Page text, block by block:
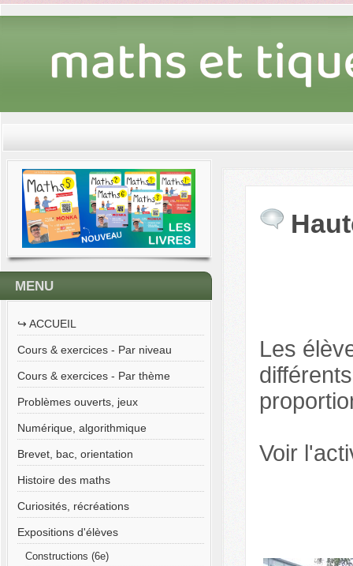
MENU
↪︎ ACCUEIL
Cours & exercices - Par niveau
Cours & exercices - Par thème
Problèmes ouverts, jeux
Numérique, algorithmique
Brevet, bac, orientation
Histoire des maths
Curiosités, récréations
Expositions d'élèves
Constructions (6e)
Les
Voir